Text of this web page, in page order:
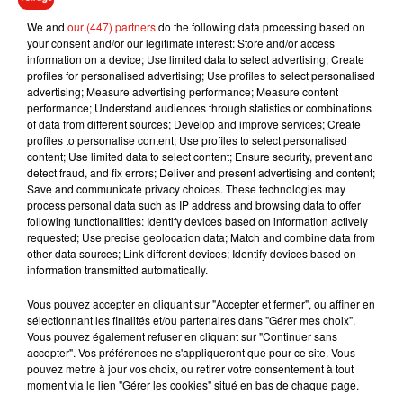
livreurs se sont succédé pour lui apporter l’équivalent de
450 € de pizzas. Jean aimerait que cette supercherie
s'arrête. Ildéplore le gâchis de nourriture et l’argent perdu
pour les restaurateurs et les livreurs.
Musique
7 août 2026
Angèle et Amélie Lens dévoilent leur
collaboration tant attendue
6 août 2026
Il y a 10 ans, DJ Snake changeait de
dimension avec son premier...
We and our (447) partnersdo the following data processing based on
your consent and/or our legitimate interest: Store and/or access
information on a device; Use limited data to select advertising; Create
profiles for personalised advertising; Use profiles to select personalised
advertising; Measure advertising performance; Measure content
performance; Understand audiences through statistics or combinations
of data from different sources; Develop and improve services; Create
profiles to personalise content; Use profiles to select personalised
content; Use limited data to select content; Ensure security, prevent and
detect fraud, and fix errors; Deliver and present advertising and content;
Save and communicate privacy choices. These technologies may
process personal data such as IP address and browsing data to offer
following functionalities: Identify devices based on information actively
requested; Use precise geolocation data; Match and combine data from
other data sources; Link different devices; Identify devices based on
information transmitted automatically.
Vous pouvez accepter en cliquant sur "Accepter et fermer", ou affiner en
sélectionnant les finalités et/ou partenaires dans "Gérer mes choix".
Vous pouvez également refuser en cliquant sur "Continuer sans
accepter". Vos préférences ne s'appliqueront que pour ce site. Vous
pouvez mettre à jour vos choix, ou retirer votre consentement à tout
moment via le lien "Gérer les cookies" situé en bas de chaque page.